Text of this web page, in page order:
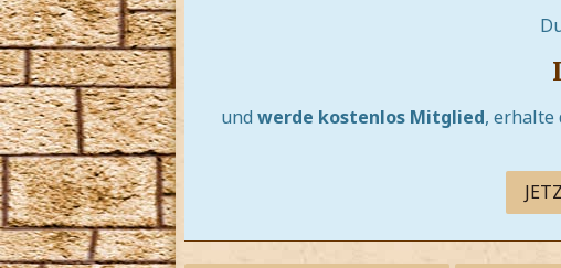
undwerde kostenlos Mitglied, erhalte